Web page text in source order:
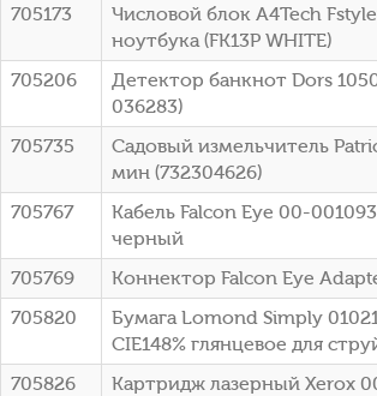
705173
Числовой блок A4Tech
ноутбука (FK13P WHITE)
705206
Детектор банкнот Dors
036283)
705735
Садовый измельчитель
мин (732304626)
705767
Кабель Falcon Eye 00-
черный
705769
Коннектор Falcon Eye
705820
Бумага Lomond Simply
CIE148% глянцевое для
705826
Картридж лазерный Xerox